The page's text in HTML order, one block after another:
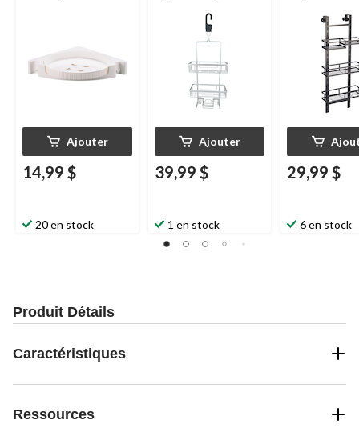
Ajouter
14,99 $
20 en stock
Ajouter
39,99 $
1 en stock
29,99 $
6 en stock
Produit Détails
Caractéristiques
Ressources